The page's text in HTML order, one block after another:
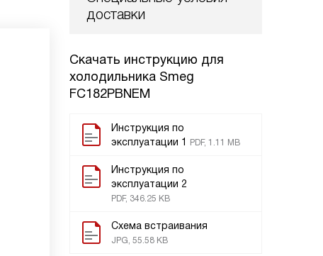
доставки
Скачать инструкцию для
холодильника Smeg
FC182PBNEM
Инструкция по
эксплуатации 1
PDF, 1.11 MB
Инструкция по
эксплуатации 2
PDF, 346.25 KB
Схема встраивания
JPG, 55.58 KB